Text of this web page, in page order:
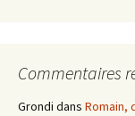
Commentaires
Grondi dans Romain,